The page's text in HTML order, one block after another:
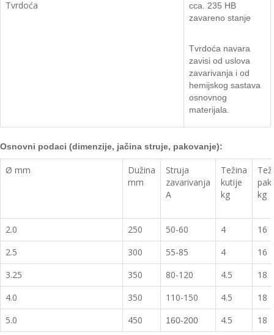
Tvrdoća
cca. 235 HB
zavareno stanje
Tvrdoća navara
zavisi od uslova
zavarivanja i od
hemijskog sastava
osnovnog
materijala.
Osnovni podaci (dimenzije, jačina struje, pakovanje):
Ø mm
Dužina
mm
Struja
zavarivanja
A
Težina
kutije
kg
kg
2.0 250 50-60 4
16
2.5
300 55-85 4
16
3.25
350 80-120 4.5
18
4.0
350 110-150 4.5
18
5.0
450 160-200 4.5 18